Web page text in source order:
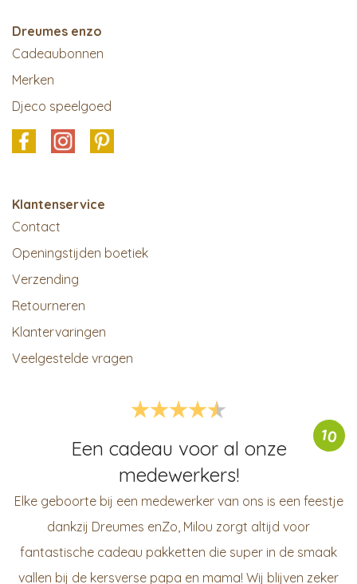
Dreumes enzo
Cadeaubonnen
Merken
Djeco speelgoed
Klantenservice
Contact
Openingstijden boetiek
Verzending
Retourneren
Klantervaringen
Veelgestelde vragen
10
Een cadeau voor al onze
medewerkers!
Elke geboorte bij een medewerker van ons is een feestje
dankzij Dreumes enZo, Milou zorgt altijd voor
fantastische cadeau pakketten die super in de smaak
vallen bij de kersverse papa en mama! Wij blijven zeker